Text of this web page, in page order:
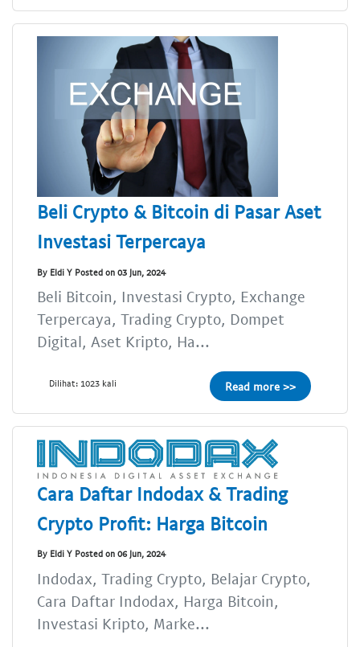
Beli Crypto & Bitcoin di Pasar Aset
Investasi Terpercaya
By Eldi Y Posted on 03 Jun, 2024
Beli Bitcoin, Investasi Crypto, Exchange
Terpercaya, Trading Crypto, Dompet
Digital, Aset Kripto, Ha...
Dilihat: 1023 kali Read more >>
Cara Daftar Indodax & Trading
Crypto Profit: Harga Bitcoin
By Eldi Y Posted on 06 Jun, 2024
Indodax, Trading Crypto, Belajar Crypto,
Cara Daftar Indodax, Harga Bitcoin,
Investasi Kripto, Marke...